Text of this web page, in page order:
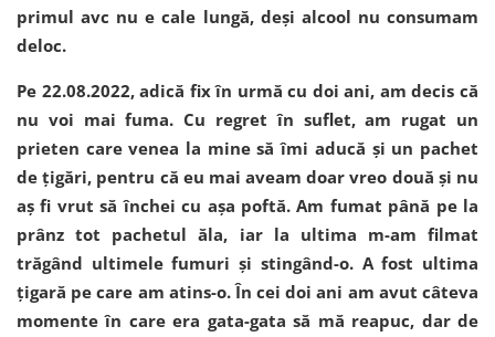
primul avc nu e cale lungă, deși alcool nu consumam
deloc.
Pe 22.08.2022, adică fix în urmă cu doi ani, am decis că
nu voi mai fuma. Cu regret în suflet, am rugat un
prieten care venea la mine să îmi aducă și un pachet
de țigări, pentru că eu mai aveam doar vreo două și nu
aș fi vrut să închei cu așa poftă. Am fumat până pe la
prânz tot pachetul ăla, iar la ultima m-am filmat
trăgând ultimele fumuri și stingând-o. A fost ultima
țigară pe care am atins-o. În cei doi ani am avut câteva
momente în care era gata-gata să mă reapuc, dar de